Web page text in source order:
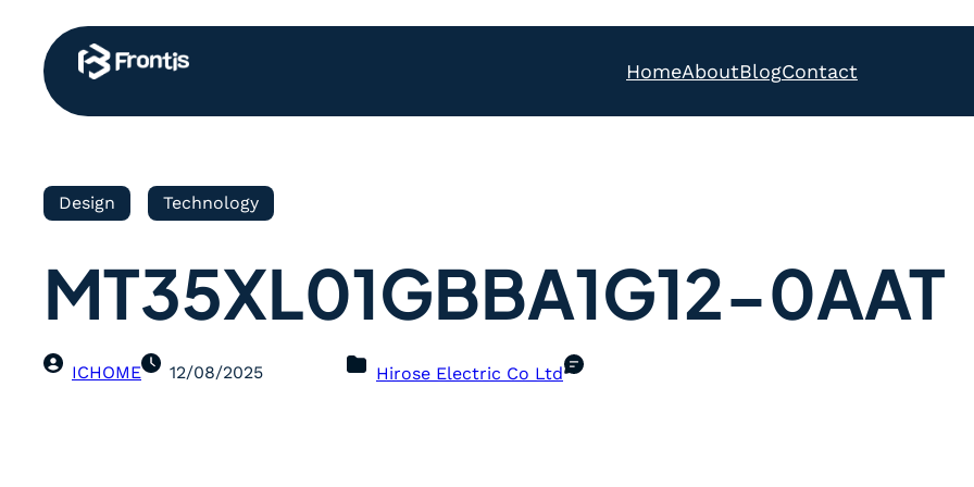
HomeAboutBlogContact
Design Technology
MT35XL01GBBA1G12-0AAT
ICHOME 12/08/2025 Hirose Electric Co Ltd